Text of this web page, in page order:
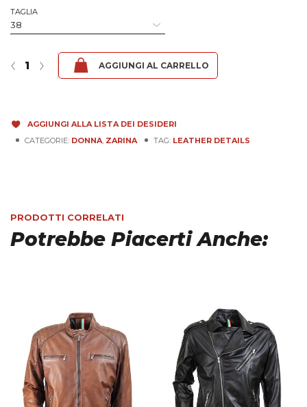
TAGLIA
Zarina - Fibula Rosso quantità
›
‹ AGGIUNGI AL CARRELLO
AGGIUNGI ALLA LISTA DEI DESIDERI
CATEGORIE: DONNA, ZARINA TAG: LEATHER DETAILS
PRODOTTI CORRELATI
Potrebbe Piacerti Anche: